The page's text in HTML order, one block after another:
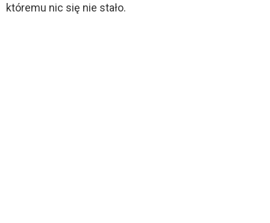
któremu nic się nie stało.